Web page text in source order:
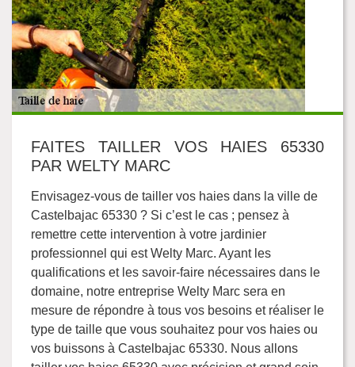
FAITES TAILLER VOS HAIES 65330
PAR WELTY MARC
Envisagez-vous de tailler vos haies dans la ville de
Castelbajac 65330 ? Si c’est le cas ; pensez à
remettre cette intervention à votre jardinier
professionnel qui est Welty Marc. Ayant les
qualifications et les savoir-faire nécessaires dans le
domaine, notre entreprise Welty Marc sera en
mesure de répondre à tous vos besoins et réaliser le
type de taille que vous souhaitez pour vos haies ou
vos buissons à Castelbajac 65330. Nous allons